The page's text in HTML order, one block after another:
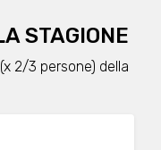
STAGIONE
2/3 persone) della